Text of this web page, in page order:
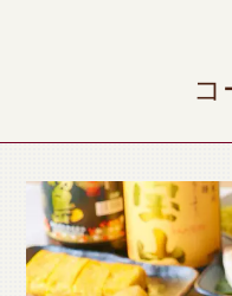
コ